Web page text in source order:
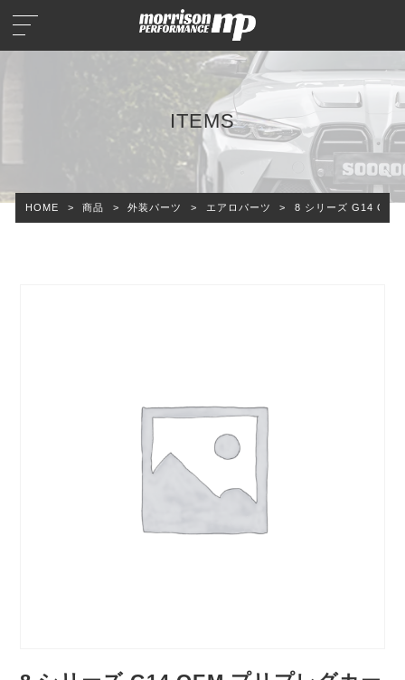
ITEMS
HOME > 商品 > 外装パーツ > エアロパーツ > 8 シリーズ G14